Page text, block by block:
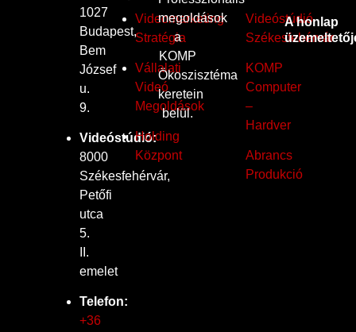
1027
Budapest,
Bem
József
u.
9.
Videóstúdió:
8000
Székesfehérvár,
Petőfi
utca
5.
II.
emelet
Telefon:
+36
Videomarketing
Stratégia
Vállalati
Videó
Megoldások
Holding
Központ
megoldások
a
KOMP
Ökoszisztéma
keretein
belül.
Videóstúdió
Székesfehérvár
KOMP
Computer
–
Hardver
Abrancs
Produkció
A honlap